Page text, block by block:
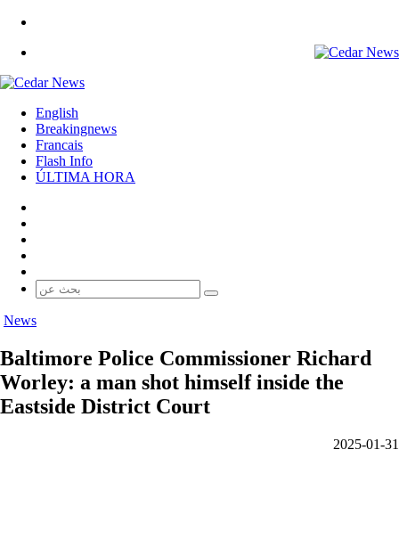
English
Breakingnews
Francais
Flash Info
ÚLTIMA HORA
بحث
News
Baltimore Police Commissioner Richard
Worley: a man shot himself inside the
Eastside District Court
2025-01-31